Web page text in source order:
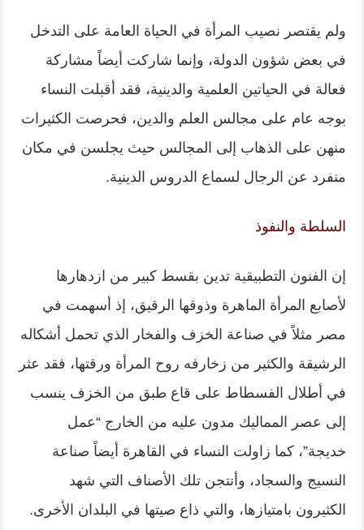
ولم يقتصر نصيب المرأة في الحياة العامة على التدخل
في بعض شؤون الدولة، وإنما شاركت أيضاً مشاركة
فعالة في الحياتين العلمية والدينية، فقد أقبلت النساء
بوجه عام على مجالس العلم والدين، فحرصت الكثيرات
منهن على الذهاب إلى المجالس حيث يجلسن في مكان
منفرد عن الرجال لسماع الدروس الدينية.
السلطة والنفوذ
إن الفنون التطبيقية تدين بقسط كبير من ازدهارها
لأصابع المرأة الماهرة وذوقها الرقيق، إذ أسهمت في
مصر مثلاً في صناعة الخزف والفخار الذي تحمل أشكاله
الرشيقة والكثير من زخارفه روح المرأة ورقتها، فقد عثر
في أطلال الفسطاط على قاع طبق من الخزف ينسب
إلى عصر المماليك مدون عليه من الخارج “عمل
خديجة”، كما زاولت النساء في القاهرة أيضاً صناعة
النسيج والسجاد، وأنتجن تلك الأصناف التي شهد
الكثيرون بامتيازها، والتي ذاع صيتها في البلدان الأخرى.